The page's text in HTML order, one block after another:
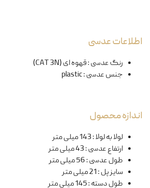
اطلاعات عدسی
رنگ عدسی:قهوه ای (CAT 3N)
جنس عدسی:
plastic
اندازه محصول
لولا به لولا:143 میلی متر
ارتفاع عدسی:43 میلی متر
طول عدسی:56 میلی متر
سایز پل:21 میلی متر
طول دسته:145 میلی متر